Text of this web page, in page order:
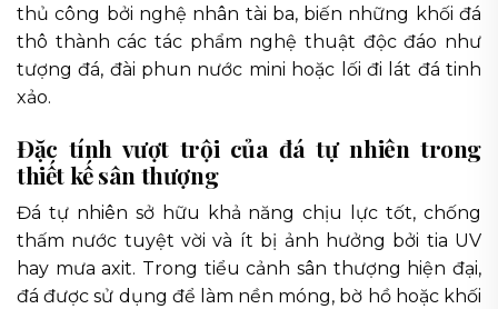
thủ công bởi nghệ nhân tài ba, biến những khối đá
thô thành các tác phẩm nghệ thuật độc đáo như
tượng đá, đài phun nước mini hoặc lối đi lát đá tinh
xảo.
Đặc tính vượt trội của đá tự nhiên trong
thiết kế sân thượng
Đá tự nhiên sở hữu khả năng chịu lực tốt, chống
thấm nước tuyệt vời và ít bị ảnh hưởng bởi tia UV
hay mưa axit. Trong tiểu cảnh sân thượng hiện đại,
đá được sử dụng để làm nền móng, bờ hồ hoặc khối